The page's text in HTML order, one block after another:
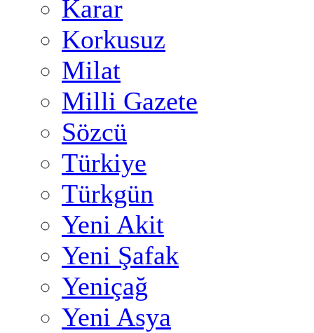
Karar
Korkusuz
Milat
Milli Gazete
Sözcü
Türkiye
Türkgün
Yeni Akit
Yeni Şafak
Yeniçağ
Yeni Asya